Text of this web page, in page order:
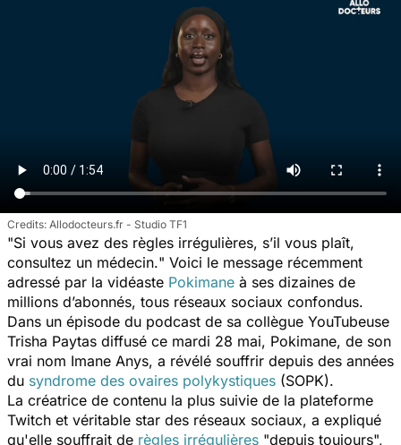
Allodocteurs.fr - Studio TF1
"Si vous avez des règles irrégulières, s’il vous plaît,
consultez un médecin." Voici le message récemment
adressé par la vidéaste Pokimane à ses dizaines de
millions d’abonnés, tous réseaux sociaux confondus.
Dans un épisode du podcast de sa collègue YouTubeuse
Trisha Paytas diffusé ce mardi 28 mai, Pokimane, de son
vrai nom Imane Anys, a révélé souffrir depuis des années
du syndrome des ovaires polykystiques (SOPK).
La créatrice de contenu la plus suivie de la plateforme
Twitch et véritable star des réseaux sociaux, a expliqué
qu'elle souffrait de règles irrégulières "depuis toujours",